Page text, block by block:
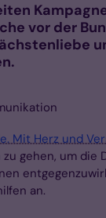
vor der
Mit Herz und
gehen, um die
an.